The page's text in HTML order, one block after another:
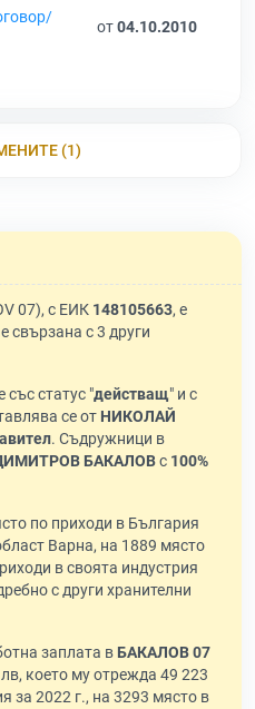
от04.10.2010
(1)
07), с ЕИК 148105663, е
свързана с 3 други
статус "действащ" и с
се от НИКОЛАЙ
. Съдружници в
БАКАЛОВс 100%
по приходи в България
Варна, на 1889 място
в своята индустрия
с други хранителни
заплата вБАКАЛОВ 07
което му отрежда 49 223
за 2022 г., на 3293 място в